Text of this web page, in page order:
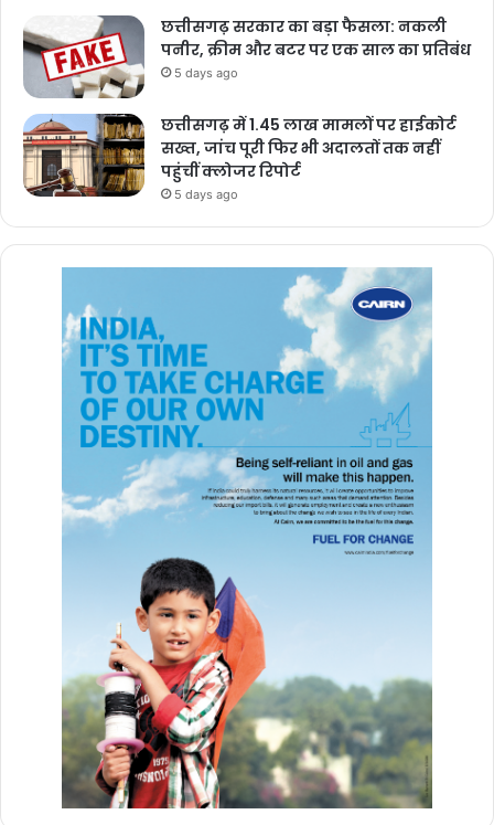
छत्तीसगढ़ सरकार का बड़ा फैसला: नकली
पनीर, क्रीम और बटर पर एक साल का प्रतिबंध
5 days ago
छत्तीसगढ़ में 1.45 लाख मामलों पर हाईकोर्ट
सख्त, जांच पूरी फिर भी अदालतों तक नहीं
पहुंचीं क्लोजर रिपोर्ट
5 days ago